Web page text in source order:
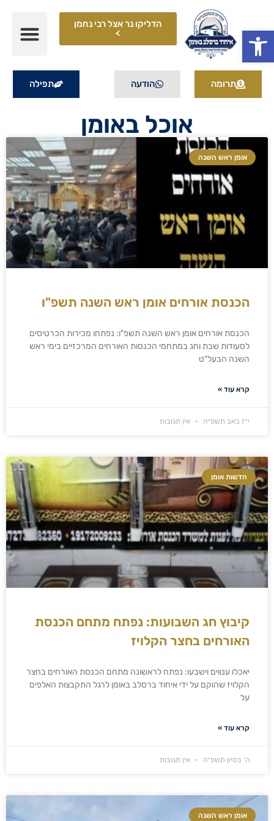
פתח סרגל נגישות
הדליקו נר אצל רבי נחמן
>
תרומה הודעה תפילה
אוכל באומן
אומן ראש השנה
הכנסת אורחים אומן ראש השנה תשפ"ו
הכנסת אורחים אומן ראש השנה תשפ"ו: נפתחו מכירות הכרטיסים
לסעודות שבת וחג במתחמי הכנסות האורחים המרכזיים בימי ראש
השנה הבעל"ט
קרא עוד »
י״ז באב תשפ״ה אין תגובות
חדשות אומן
קיבוץ חג השבועות: נפתח מתחם הכנסת
האורחים בחצר הקלויז
יאכלו ענווים וישבעו: נפתח לראשונה מתחם הכנסת האורחים בחצר
הקלויז שהוקם על ידי איחוד ברסלב באומן לרגל התקבצות האלפים
על
קרא עוד »
ה׳ בסיון תשפ״ה אין תגובות
אומן ראש השנה